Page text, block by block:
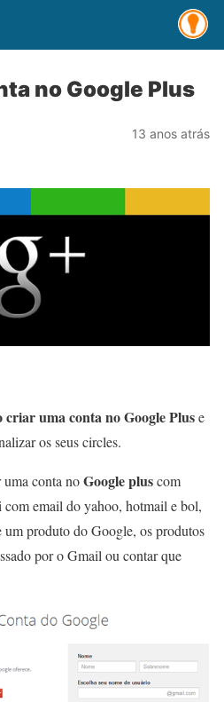
no Google Plus
13 anos atrás
criar uma conta no Google Pluse
os seus circles.
conta noGoogle pluscom
com email do yahoo, hotmail e bol,
um produto do Google, os produtos
por o Gmail ou contar que